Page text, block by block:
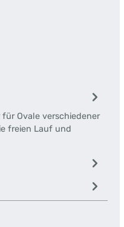
Ovale verschiedener
freien Lauf und